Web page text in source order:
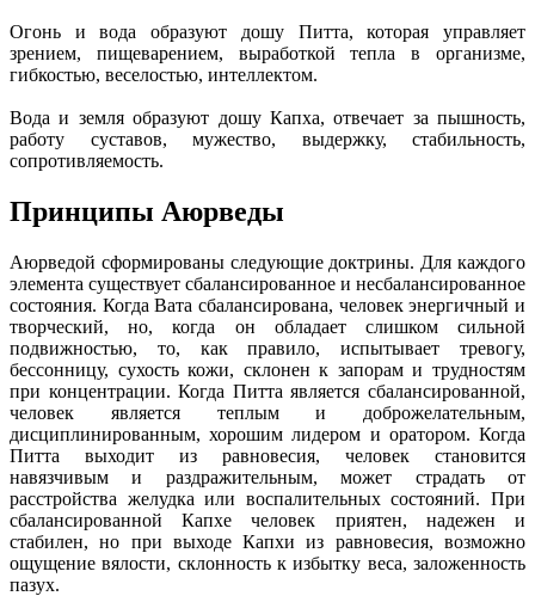
Огонь и вода образуют дошу Питта, которая управляет
зрением, пищеварением, выработкой тепла в организме,
гибкостью, веселостью, интеллектом.
Вода и земля образуют дошу Капха, отвечает за пышность,
работу суставов, мужество, выдержку, стабильность,
сопротивляемость.
Принципы Аюрведы
Аюрведой сформированы следующие доктрины. Для каждого
элемента существует сбалансированное и несбалансированное
состояния. Когда Вата сбалансирована, человек энергичный и
творческий, но, когда он обладает слишком сильной
подвижностью, то, как правило, испытывает тревогу,
бессонницу, сухость кожи, склонен к запорам и трудностям
при концентрации. Когда Питта является сбалансированной,
человек является теплым и доброжелательным,
дисциплинированным, хорошим лидером и оратором. Когда
Питта выходит из равновесия, человек становится
навязчивым и раздражительным, может страдать от
расстройства желудка или воспалительных состояний. При
сбалансированной Капхе человек приятен, надежен и
стабилен, но при выходе Капхи из равновесия, возможно
ощущение вялости, склонность к избытку веса, заложенность
пазух.